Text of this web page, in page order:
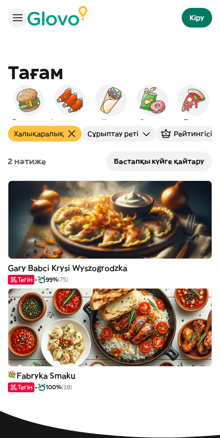
Кіру
Тағам
Бургерлер Америкалық Кәуап Снэктер Пицца
Халықаралық Сұрыптау реті Рейтингісі
2 нәтиже Бастапқы күйге қайтару
Gary Babci Krysi Wyszogrodzka
Тегін 99%(75)
Fabryka Smaku
Тегін 100%(38)